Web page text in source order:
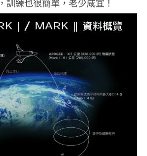
訓練也很簡單，老少咸宜！